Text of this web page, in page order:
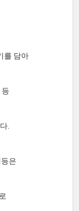
를 담아
.
은